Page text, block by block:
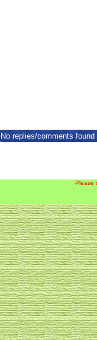
No replies/comments
Please